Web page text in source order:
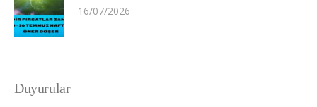
16/07/2026
Duyurular